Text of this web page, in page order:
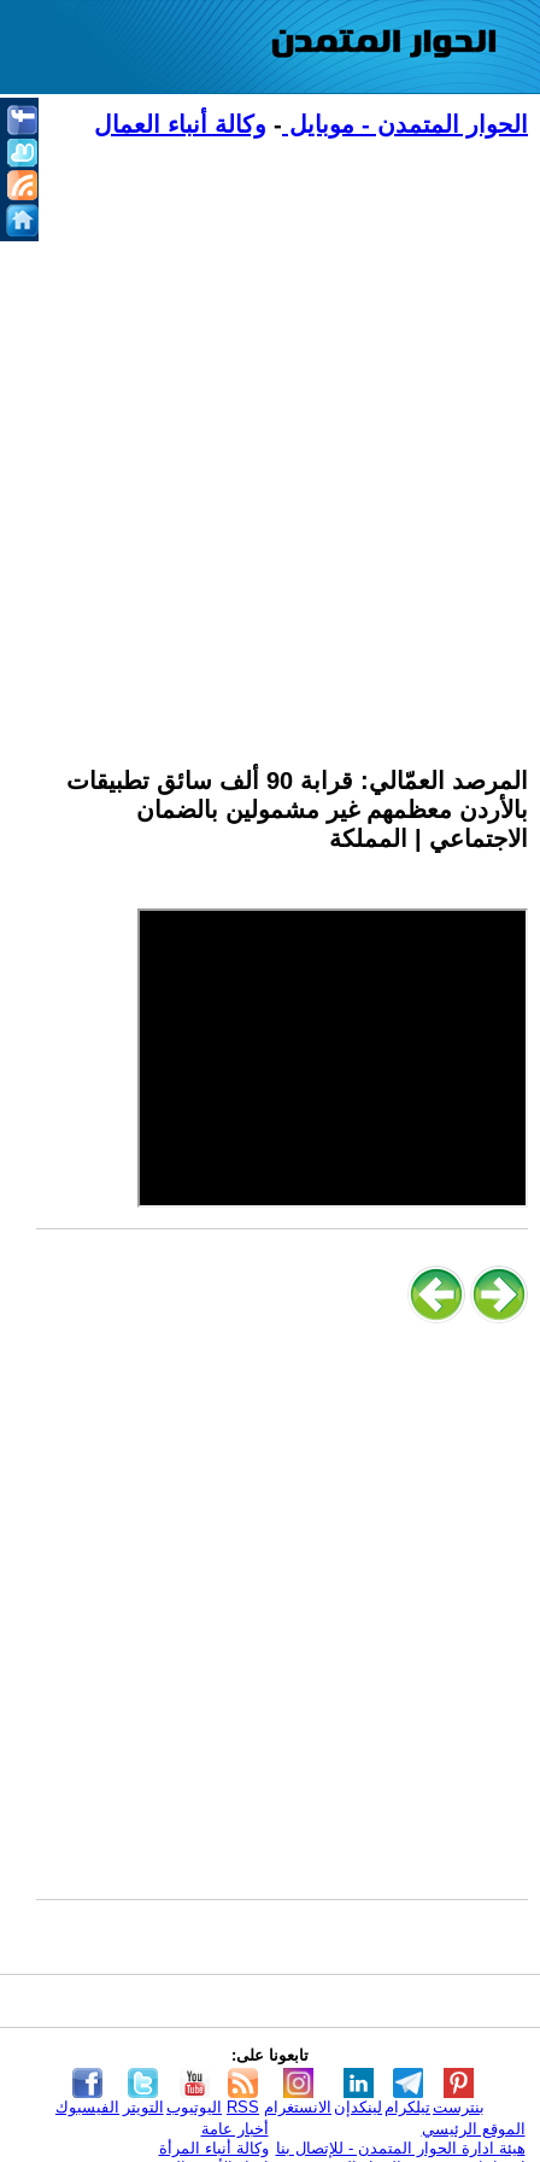
الحوار المتمدن - موبايل - وكالة أنباء العمال
المرصد العمّالي: قرابة 90 ألف سائق تطبيقات
بالأردن معظمهم غير مشمولين بالضمان
الاجتماعي | المملكة
تابعونا على:
الفيسبوك التويتر اليوتيوب RSS الانستغرام لينكدإن تيلكرامبنترست
الموقع الرئيسي
هيئة ادارة الحوار المتمدن - للإتصال بنا
أخبار عامة
وكالة أنباء المرأة